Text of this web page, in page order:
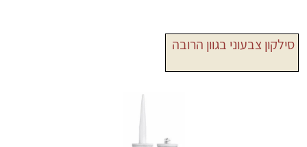
סילקון צבעוני בגוון הרובה